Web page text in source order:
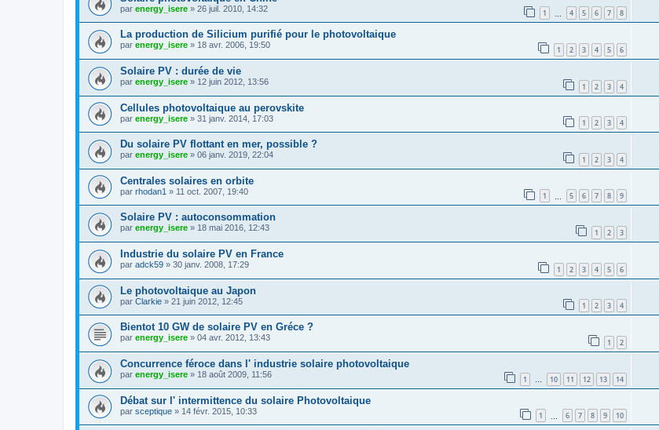
par energy_isere » 26 juil. 2010, 14:32 1 4 5 6 7 8
La production de Silicium purifié pour le photovoltaique
par energy_isere » 18 avr. 2006, 19:50 1 2 3 4 5 6
Solaire PV : durée de vie
par energy_isere » 12 juin 2012, 13:56 1 2 3 4
Cellules photovoltaique au perovskite
par energy_isere » 31 janv. 2014, 17:03 1 2 3 4
Du solaire PV flottant en mer, possible ?
par energy_isere » 06 janv. 2019, 22:04 1 2 3 4
Centrales solaires en orbite
par rhodan1 » 11 oct. 2007, 19:40 1 5 6 7 8 9
Solaire PV : autoconsommation
par energy_isere » 18 mai 2016, 12:43 1 2 3
Industrie du solaire PV en France
par adck59 » 30 janv. 2008, 17:29 1 2 3 4 5 6
Le photovoltaique au Japon
par Clarkie » 21 juin 2012, 12:45 1 2 3 4
Bientot 10 GW de solaire PV en Gréce ?
par energy_isere » 04 avr. 2012, 13:43 1 2
Concurrence féroce dans l' industrie solaire photovoltaique
par energy_isere » 18 août 2009, 11:56 1 … 10 11 12 13 14
Débat sur l' intermittence du solaire Photovoltaique
par sceptique » 14 févr. 2015, 10:33 1 6 7 8 9 10